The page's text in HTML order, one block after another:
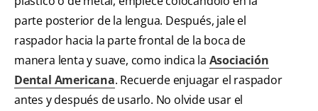
parte posterior de la lengua. Después, jale el
raspador hacia la parte frontal de la boca de
manera lenta y suave, como indica la Asociación
Dental Americana. Recuerde enjuagar el raspador
antes y después de usarlo. No olvide usar el